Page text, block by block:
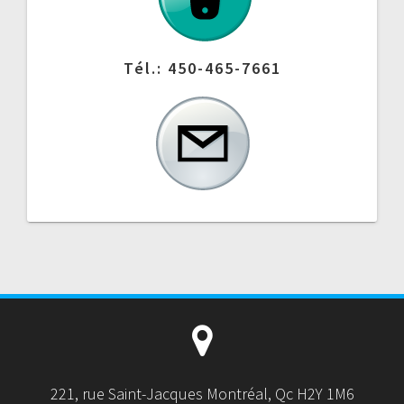
Tél.: 450-465-7661
221, rue Saint-Jacques Montréal, Qc H2Y 1M6